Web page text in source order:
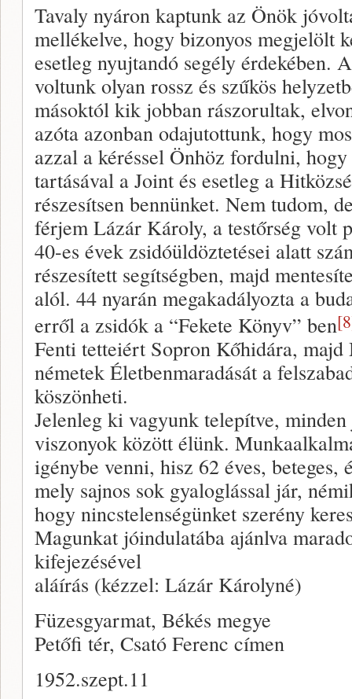
Tavaly nyáron kaptunk az Önök
mellékelve, hogy bizonyos megjelölt
esetleg nyujtandó segély érdekében.
voltunk olyan rossz és szűkös
másoktól kik jobban rászorultak,
azóta azonban odajutottunk, hogy
azzal a kéréssel Önhöz fordulni,
tartásával a Joint és esetleg a
részesítsen bennünket. Nem tudom,
férjem Lázár Károly, a testőrség volt
40-es évek zsidóüldöztetései alatt
részesített segítségben, majd
alól. 44 nyarán megakadályozta a
erről a zsidók a “Fekete Könyv” ben
Fenti tetteiért Sopron Kőhidára, majd
németek Életbenmaradását a
köszönheti.
Jelenleg ki vagyunk telepítve,
viszonyok között élünk.
igénybe venni, hisz 62 éves,
mely sajnos sok gyaloglással jár,
hogy nincstelenségünket szerény
Magunkat jóindulatába ajánlva
kifejezésével
aláírás (kézzel: Lázár Károlyné)
Füzesgyarmat, Békés megye
Petőfi tér, Csató Ferenc címen
1952.szept.11